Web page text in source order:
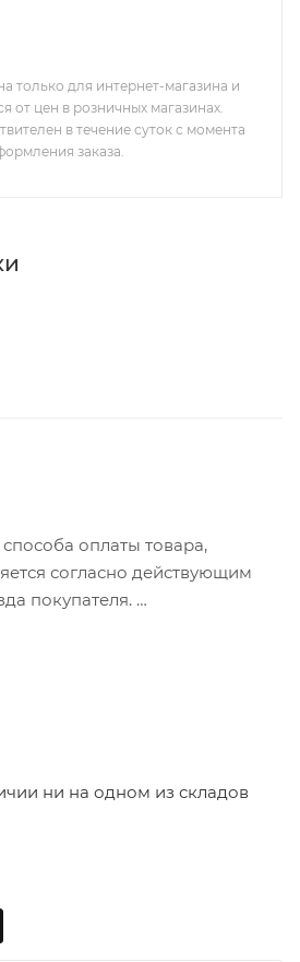
только для интернет-магазина и
от цен в розничных магазинах.
в течение суток с момента
заказа.
оплаты товара,
согласно действующим
покупателя.
города на выезд
ни на одном из складов